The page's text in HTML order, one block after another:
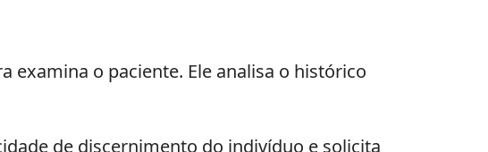
examina o paciente. Ele analisa o histórico
de discernimento do indivíduo e solicita